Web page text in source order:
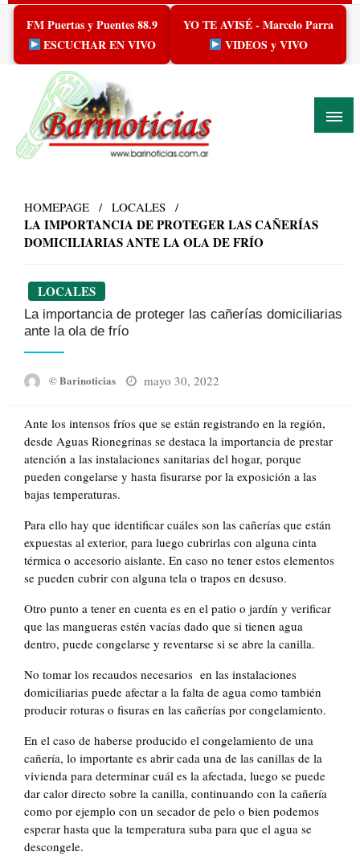
Skip
content
FM Puertas y Puentes 88.9
ESCUCHAR EN VIVO
YO TE AVISÉ - Marcelo Parra
VIDEOS y VIVO
HOMEPAGE LOCALES
LA IMPORTANCIA DE PROTEGER LAS CAÑERÍAS
DOMICILIARIAS ANTE LA OLA DE FRÍO
LOCALES
La importancia de proteger las cañerías domiciliarias
ante la ola de frío
© Barinoticias
Posted
mayo 30, 2022
Ante los intensos fríos que se están registrando en la región,
desde Aguas Rionegrinas se destaca la importancia de prestar
atención a las instalaciones sanitarias del hogar, porque
pueden congelarse y hasta fisurarse por la exposición a las
bajas temperaturas.
Para ello hay que identificar cuáles son las cañerías que están
expuestas al exterior, para luego cubrirlas con alguna cinta
térmica o accesorio aislante. En caso no tener estos elementos
se pueden cubrir con alguna tela o trapos en desuso.
Otro punto a tener en cuenta es en el patio o jardín y verificar
que las mangueras estén vacías dado que si tienen agua
dentro, puede congelarse y reventarse si se abre la canilla.
No tomar los recaudos necesarios en las instalaciones
domiciliarias puede afectar a la falta de agua como también
producir roturas o fisuras en las cañerías por congelamiento.
En el caso de haberse producido el congelamiento de una
cañería, lo importante es abrir cada una de las canillas de la
vivienda para determinar cuál es la afectada, luego se puede
dar calor directo sobre la canilla, continuando con la cañería
como por ejemplo con un secador de pelo o bien podemos
esperar hasta que la temperatura suba para que el agua se
descongele.